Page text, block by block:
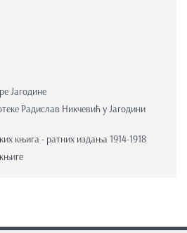
Јагодине
Радислав Никчевић у Јагодини
књига - ратних издања 1914-1918